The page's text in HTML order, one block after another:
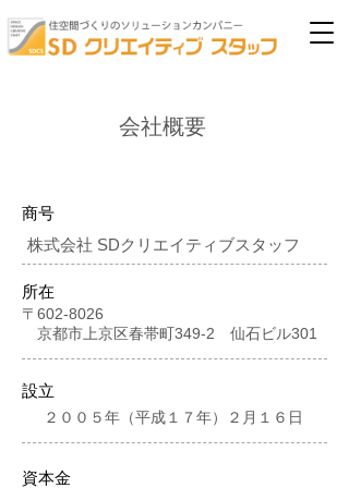
​会社概要
商号
株式会社 SDクリエイティブスタッフ
所在
〒602-8026
京都市上京区春帯町349-2 仙石ビル301
設立
​２００５年（平成１７年）２月１６日
資本金